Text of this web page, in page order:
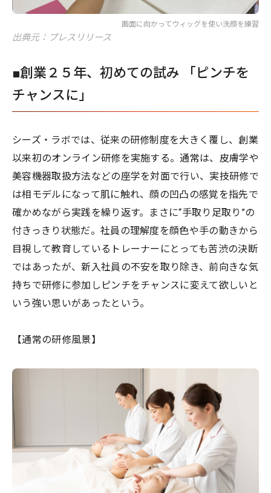
画面に向かってウィッグを使い洗顔を練習
出典元：プレスリリース
■創業２５年、初めての試み 「ピンチを
チャンスに」
シーズ・ラボでは、従来の研修制度を大きく覆し、創業
以来初のオンライン研修を実施する。通常は、皮膚学や
美容機器取扱方法などの座学を対面で行い、実技研修で
は相モデルになって肌に触れ、顔の凹凸の感覚を指先で
確かめながら実践を繰り返す。まさに“手取り足取り”の
付きっきり状態だ。社員の理解度を顔色や手の動きから
目視して教育しているトレーナーにとっても苦渋の決断
ではあったが、新入社員の不安を取り除き、前向きな気
持ちで研修に参加しピンチをチャンスに変えて欲しいと
いう強い思いがあったという。
【通常の研修風景】